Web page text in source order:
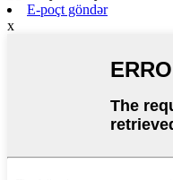
E-poçt göndər
x